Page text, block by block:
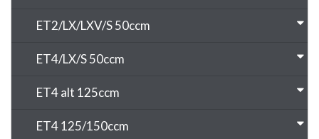
ET2/LX/LXV/S 50ccm
ET4/LX/S 50ccm
ET4 alt 125ccm
ET4 125/150ccm